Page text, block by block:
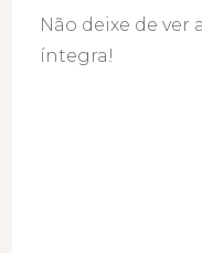
Não deixe de ver
íntegra!